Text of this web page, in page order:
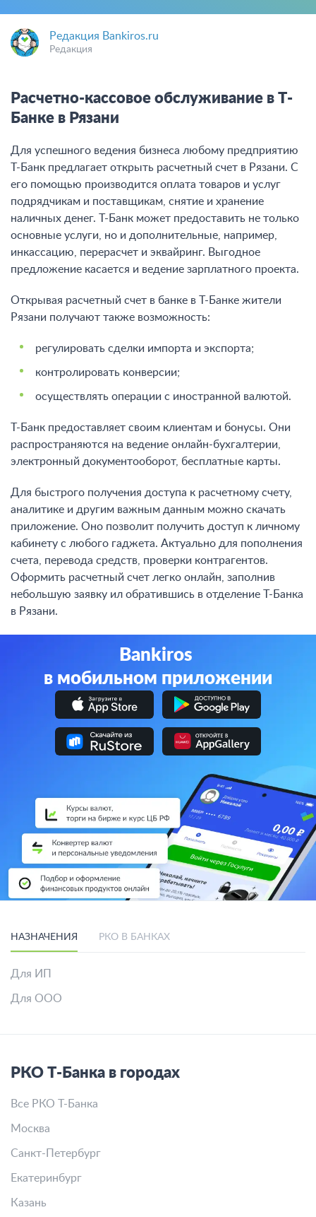
Редакция Bankiros.ru
Редакция
Расчетно-кассовое обслуживание в Т-
Банке в Рязани
Для успешного ведения бизнеса любому предприятию
Т-Банк предлагает открыть расчетный счет в Рязани. С
его помощью производится оплата товаров и услуг
подрядчикам и поставщикам, снятие и хранение
наличных денег. Т-Банк может предоставить не только
основные услуги, но и дополнительные, например,
инкассацию, перерасчет и эквайринг. Выгодное
предложение касается и ведение зарплатного проекта.
Открывая расчетный счет в банке в Т-Банке жители
Рязани получают также возможность:
регулировать сделки импорта и экспорта;
контролировать конверсии;
осуществлять операции с иностранной валютой.
Т-Банк предоставляет своим клиентам и бонусы. Они
распространяются на ведение онлайн-бухгалтерии,
электронный документооборот, бесплатные карты.
Для быстрого получения доступа к расчетному счету,
аналитике и другим важным данным можно скачать
приложение. Оно позволит получить доступ к личному
кабинету с любого гаджета. Актуально для пополнения
счета, перевода средств, проверки контрагентов.
Оформить расчетный счет легко онлайн, заполнив
небольшую заявку ил обратившись в отделение Т-Банка
в Рязани.
Bankiros
в мобильном приложении
НАЗНАЧЕНИЯ РКО В БАНКАХ
Для ИП
Для ООО
РКО Т-Банка в городах
Все РКО Т-Банка
Москва
Санкт-Петербург
Екатеринбург
Казань